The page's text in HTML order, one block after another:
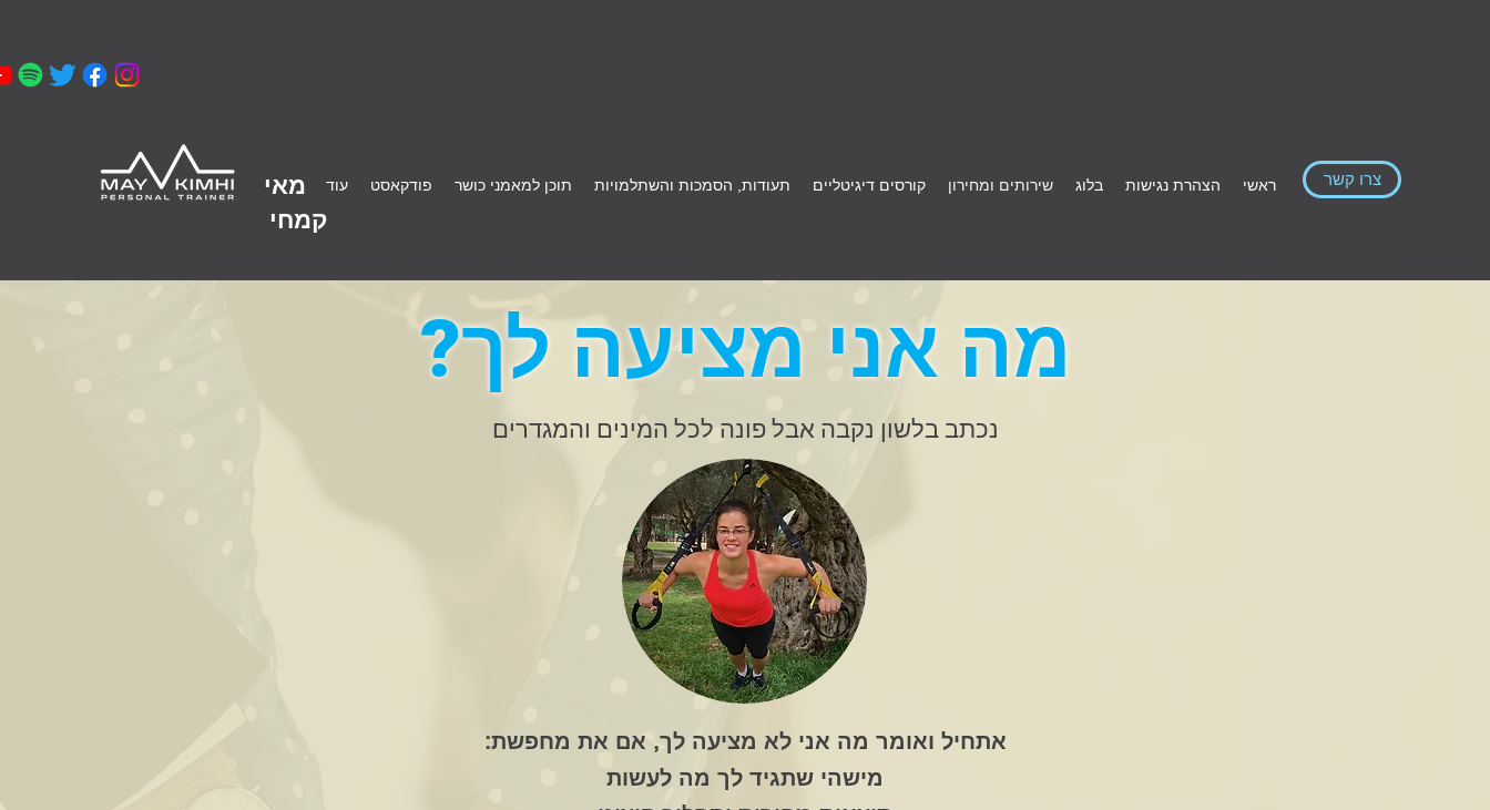
מאי
קמחי
ראשי הצהרת נגישות בלוג שירותים ומחירון קורסים דיגיטליים תעודות, הסמכות והשתלמויות תוכן למאמני כושר פודקאסט עוד צרו קשר
מה אני מציעה לך?
נכתב בלשון נקבה אבל פונה לכל המינים והמגדרים
אתחיל ואומר מה אני לא מציעה לך, אם את מחפשת:
מישהי שתגיד לך מה לעשות